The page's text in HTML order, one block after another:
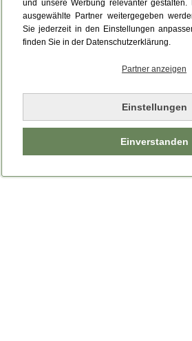
und unsere Werbung relevanter
ausgewählte Partner weitergegeben
Sie jederzeit in den Einstellungen
finden Sie in der Datenschutzerklärung.
Partner anzeigen
Einstellungen
Einverstanden